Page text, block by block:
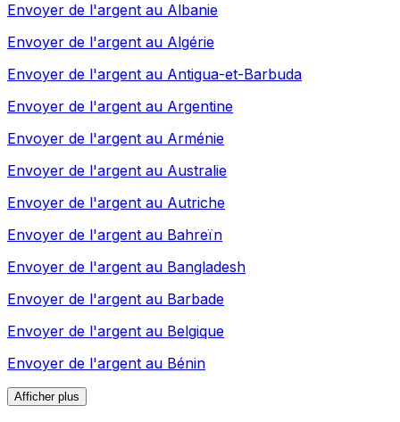
Envoyer de l'argent au Albanie
Envoyer de l'argent au Algérie
Envoyer de l'argent au Antigua-et-Barbuda
Envoyer de l'argent au Argentine
Envoyer de l'argent au Arménie
Envoyer de l'argent au Australie
Envoyer de l'argent au Autriche
Envoyer de l'argent au Bahreïn
Envoyer de l'argent au Bangladesh
Envoyer de l'argent au Barbade
Envoyer de l'argent au Belgique
Envoyer de l'argent au Bénin
Afficher plus